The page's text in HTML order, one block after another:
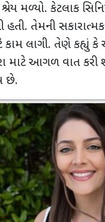
મળ્યો. કેટલાક
તેમની સકારાત્મક
લાગી. તેણે કહ્યું કે
માટે આગળ વાત કરી
છે.